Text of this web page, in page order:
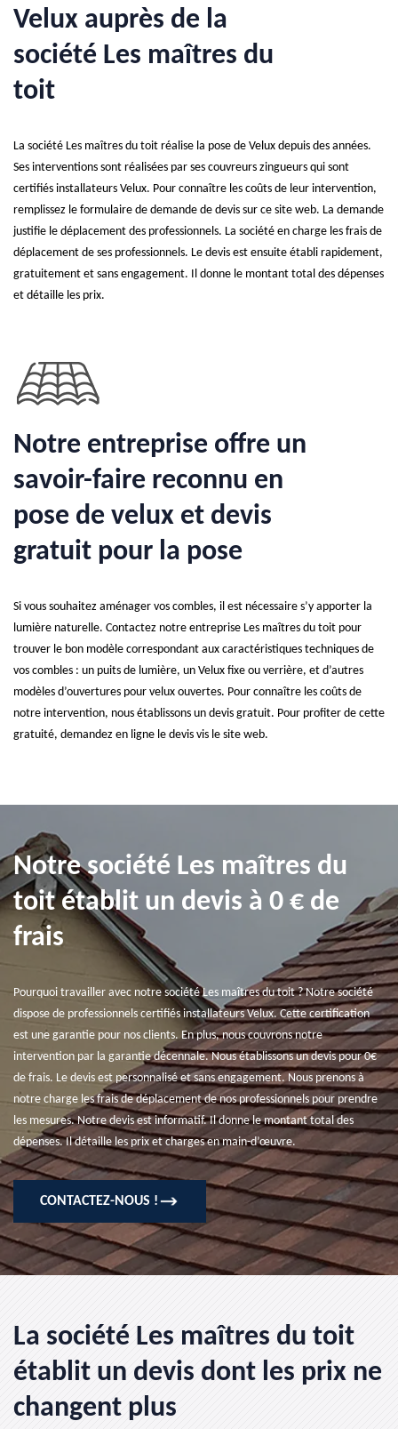
Velux auprès de la
société Les maîtres du
toit
La société Les maîtres du toit réalise la pose de Velux depuis des années.
Ses interventions sont réalisées par ses couvreurs zingueurs qui sont
certifiés installateurs Velux. Pour connaître les coûts de leur intervention,
remplissez le formulaire de demande de devis sur ce site web. La demande
justifie le déplacement des professionnels. La société en charge les frais de
déplacement de ses professionnels. Le devis est ensuite établi rapidement,
gratuitement et sans engagement. Il donne le montant total des dépenses
et détaille les prix.
Notre entreprise offre un
savoir-faire reconnu en
pose de velux et devis
gratuit pour la pose
Si vous souhaitez aménager vos combles, il est nécessaire s’y apporter la
lumière naturelle. Contactez notre entreprise Les maîtres du toit pour
trouver le bon modèle correspondant aux caractéristiques techniques de
vos combles : un puits de lumière, un Velux fixe ou verrière, et d’autres
modèles d’ouvertures pour velux ouvertes. Pour connaître les coûts de
notre intervention, nous établissons un devis gratuit. Pour profiter de cette
gratuité, demandez en ligne le devis vis le site web.
Notre société Les maîtres du
toit établit un devis à 0 € de
frais
Pourquoi travailler avec notre société Les maîtres du toit ? Notre société
dispose de professionnels certifiés installateurs Velux. Cette certification
est une garantie pour nos clients. En plus, nous couvrons notre
intervention par la garantie décennale. Nous établissons un devis pour 0€
de frais. Le devis est personnalisé et sans engagement. Nous prenons à
notre charge les frais de déplacement de nos professionnels pour prendre
les mesures. Notre devis est informatif. Il donne le montant total des
dépenses. Il détaille les prix et charges en main-d’œuvre.
CONTACTEZ-NOUS !
La société Les maîtres du toit
établit un devis dont les prix ne
changent plus